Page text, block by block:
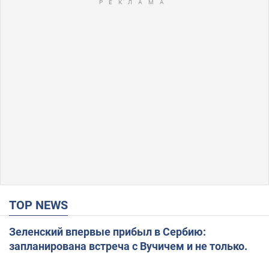
TOP NEWS
Зеленский впервые прибыл в Сербию:
запланирована встреча с Вучичем и не только.